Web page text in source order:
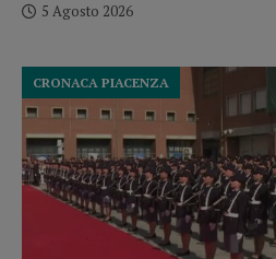
5 Agosto 2026
CRONACA PIACENZA